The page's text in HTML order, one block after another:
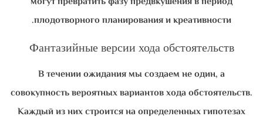
плодотворного планирования и креативности.
Фантазийные версии хода обстоятельств
В течении ожидания мы создаем не один, а
совокупность вероятных вариантов хода обстоятельств.
Каждый из них строится на определенных гипотезах